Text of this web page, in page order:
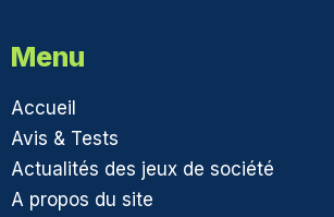
Menu
Accueil
Avis & Tests
Actualités des jeux de société
A propos du site